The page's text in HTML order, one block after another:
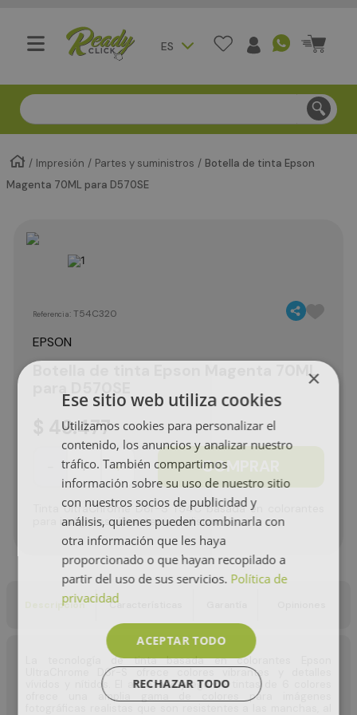
ES
Compra segura - Entregas en Bogotá en menos de 3
Impresión Partes y suministros
Botella de tinta Epson
Magenta 70ML para D570SE
Referencia:T54C320
EPSON
Botella de tinta Epson Magenta 70ML
49.477
＋ COMPRAR
Tinta UltraChrome D6r-S T54C basada en colorantes
para imágenes vibrantes y realistas.
Descripción Características
La tecnología de tinta basada en colorantes Epson
UltraChrome D6r-S ofrece colores vibrantes y detalles
vívidos y nítidos. El avanzado juego de tintas de 6 colores
ofrece una amplia gama de colores para imágenes
×
Ese sitio web utiliza cookies
Utilizamos cookies para personalizar el
contenido, los anuncios y analizar nuestro
tráfico. También compartimos
información sobre su uso de nuestro sitio
con nuestros socios de publicidad y
análisis, quienes pueden combinarla con
otra información que les haya
proporcionado o que hayan recopilado a
partir del uso de sus servicios. Política de
privacidad
ACEPTAR TODO
RECHAZAR TODO